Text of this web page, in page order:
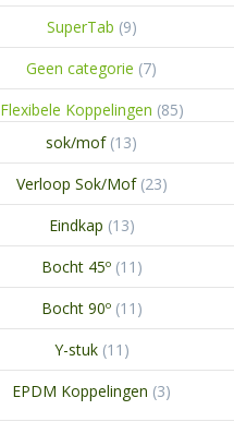
product
SuperTab 99
producten
Geen categorie 77
producten
Flexibele Koppelingen 8585
sok/mof 1313
producten
Verloop Sok/Mof 2323
producten
Eindkap 1313
producten
Bocht 45º 11 11
producten
Bocht 90º 11 11
producten
Y-stuk 11 11
producten
EPDM Koppelingen 33